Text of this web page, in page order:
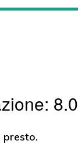
8.0
presto.